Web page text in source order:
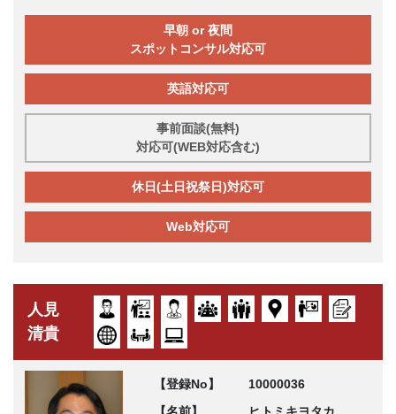
早朝 or 夜間
スポットコンサル対応可
英語対応可
事前面談(無料)
対応可(WEB対応含む)
休日(土日祝祭日)対応可
Web対応可
人見
清貴
【登録No】
10000036